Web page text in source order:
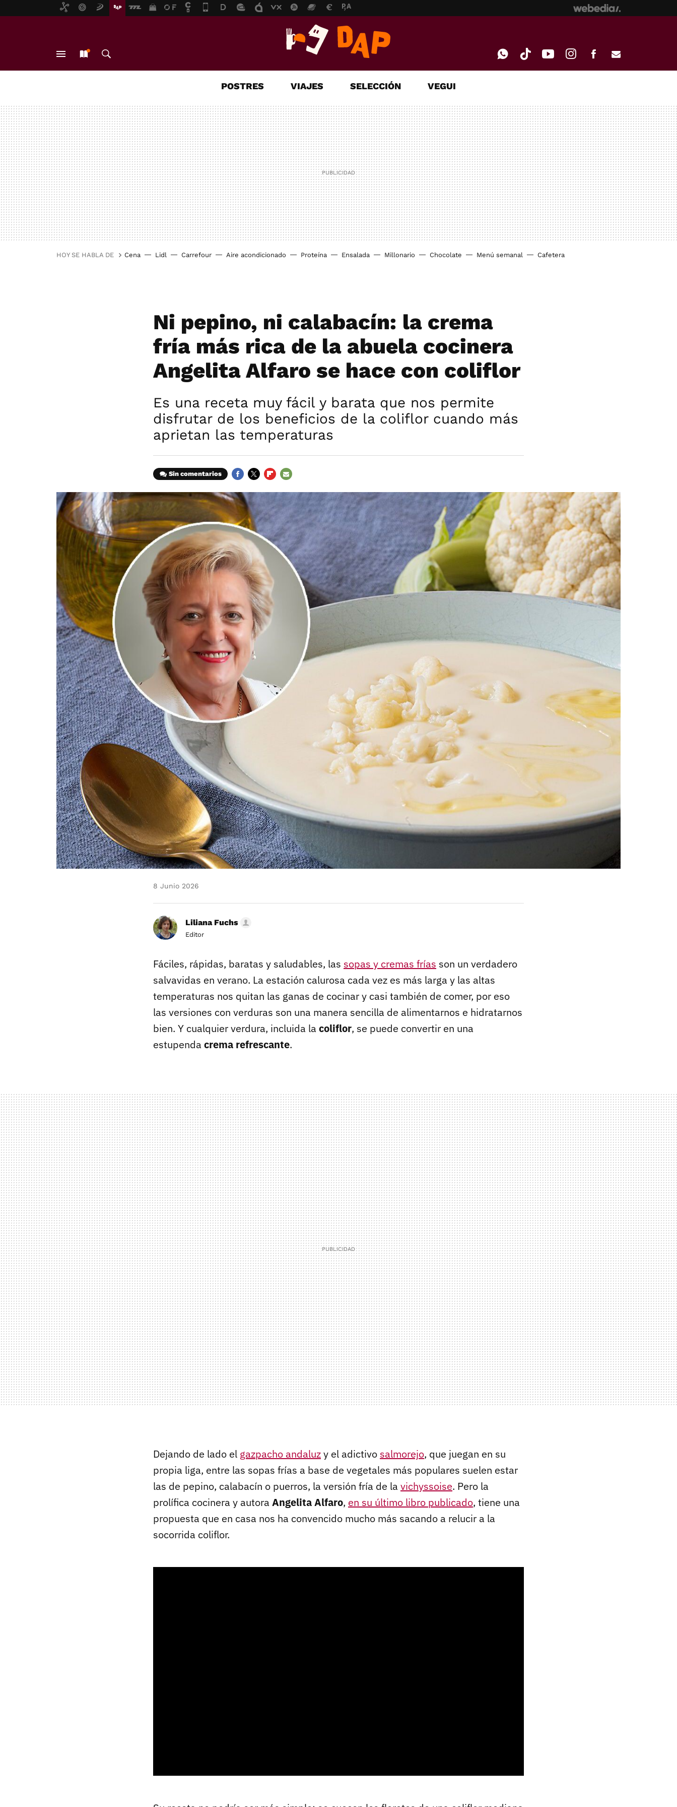
MAIL
POSTRES VIAJES SELECCIÓN VEGUI
HOY SE HABLA DE Cena Lidl Carrefour Aire acondicionado Proteína Ensalada Millonario Chocolate Menú semanal Cafetera
Ni pepino, ni calabacín: la crema
fría más rica de la abuela cocinera
Angelita Alfaro se hace con coliflor
Es una receta muy fácil y barata que nos permite
disfrutar de los beneficios de la coliflor cuando más
aprietan las temperaturas
Sin comentarios
8 Junio 2026
Liliana Fuchs
Editor
Fáciles, rápidas, baratas y saludables, las sopas y cremas frías son un verdadero
salvavidas en verano. La estación calurosa cada vez es más larga y las altas
temperaturas nos quitan las ganas de cocinar y casi también de comer, por eso
las versiones con verduras son una manera sencilla de alimentarnos e hidratarnos
bien. Y cualquier verdura, incluida la coliflor, se puede convertir en una
estupenda crema refrescante.
Dejando de lado el gazpacho andaluzy el adictivo salmorejo, que juegan en su
propia liga, entre las sopas frías a base de vegetales más populares suelen estar
las de pepino, calabacín o puerros, la versión fría de la vichyssoise. Pero la
prolífica cocinera y autora Angelita Alfaro, en su último libro publicado, tiene una
propuesta que en casa nos ha convencido mucho más sacando a relucir a la
socorrida coliflor.